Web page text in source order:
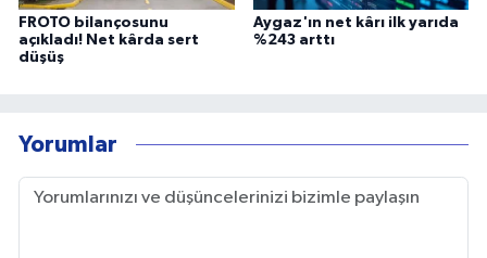
FROTO bilançosunu
açıkladı! Net kârda sert
düşüş
Aygaz'ın net kârı ilk yarıda
%243 arttı
Yorumlar